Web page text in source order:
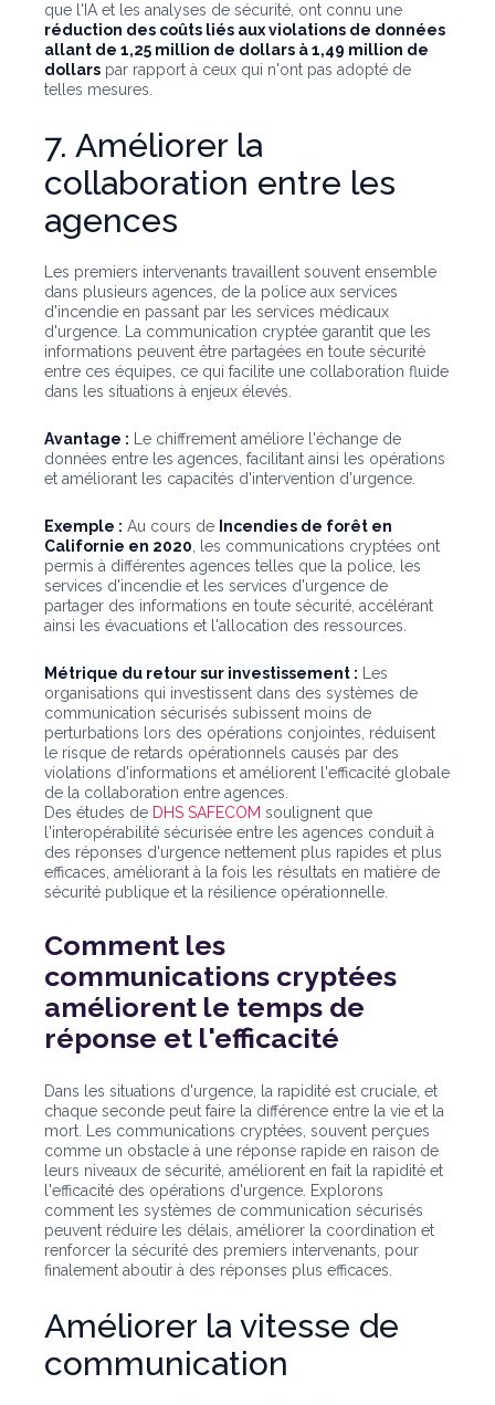
que l'IA et les analyses de sécurité, ont connu une
réduction des coûts liés aux violations de données
allant de 1,25 million de dollars à 1,49 million de
dollars par rapport à ceux qui n'ont pas adopté de
telles mesures.
7. Améliorer la
collaboration entre les
agences
Les premiers intervenants travaillent souvent ensemble
dans plusieurs agences, de la police aux services
d'incendie en passant par les services médicaux
d'urgence. La communication cryptée garantit que les
informations peuvent être partagées en toute sécurité
entre ces équipes, ce qui facilite une collaboration fluide
dans les situations à enjeux élevés.
Avantage : Le chiffrement améliore l'échange de
données entre les agences, facilitant ainsi les opérations
et améliorant les capacités d'intervention d'urgence.
Exemple : Au cours de Incendies de forêt en
Californie en 2020 , les communications cryptées ont
permis à différentes agences telles que la police, les
services d'incendie et les services d'urgence de
partager des informations en toute sécurité, accélérant
ainsi les évacuations et l'allocation des ressources.
Métrique du retour sur investissement : Les
organisations qui investissent dans des systèmes de
communication sécurisés subissent moins de
perturbations lors des opérations conjointes, réduisent
le risque de retards opérationnels causés par des
violations d'informations et améliorent l'efficacité globale
de la collaboration entre agences.
Des études de DHS SAFECOM soulignent que
l'interopérabilité sécurisée entre les agences conduit à
des réponses d'urgence nettement plus rapides et plus
efficaces, améliorant à la fois les résultats en matière de
sécurité publique et la résilience opérationnelle.
Comment les
communications cryptées
améliorent le temps de
réponse et l'efficacité
Dans les situations d'urgence, la rapidité est cruciale, et
chaque seconde peut faire la différence entre la vie et la
mort. Les communications cryptées, souvent perçues
comme un obstacle à une réponse rapide en raison de
leurs niveaux de sécurité, améliorent en fait la rapidité et
l'efficacité des opérations d'urgence. Explorons
comment les systèmes de communication sécurisés
peuvent réduire les délais, améliorer la coordination et
renforcer la sécurité des premiers intervenants, pour
finalement aboutir à des réponses plus efficaces.
Améliorer la vitesse de
communication